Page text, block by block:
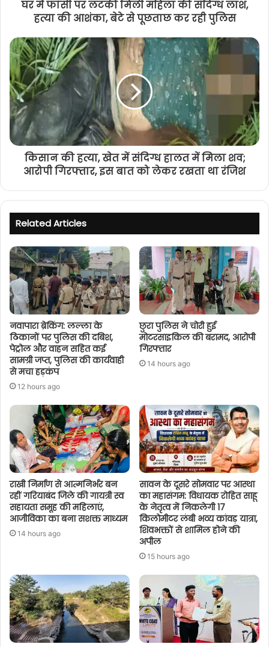
घर में फांसी पर लटकी मिली महिला की संदिग्ध लाश,
हत्या की आशंका, बेटे से पूछताछ कर रही पुलिस
किसान की हत्या, खेत में संदिग्ध हालत में मिला शव;
आरोपी गिरफ्तार, इस बात को लेकर रखता था रंजिश
Related Articles
नवापारा ब्रेकिंग: लल्ला के
ठिकानों पर पुलिस की दबिश,
पेट्रोल और वाहन सहित कई
सामग्री जप्त, पुलिस की कार्यवाही
से मचा हड़कंप
12 hours ago
छुरा पुलिस ने चोरी हुई
मोटरसाइकिल की बरामद, आरोपी
गिरफ्तार
14 hours ago
राखी निर्माण से आत्मनिर्भर बन
रहीं गरियाबंद जिले की गायत्री स्व
सहायता समूह की महिलाएं,
आजीविका का बना सशक्त माध्यम
14 hours ago
सावन के दूसरे सोमवार पर आस्था
का महासंगम: विधायक रोहित साहू
के नेतृत्व में निकलेगी 17
किलोमीटर लंबी भव्य कांवड़ यात्रा,
शिवभक्तों से शामिल होने की
अपील
15 hours ago